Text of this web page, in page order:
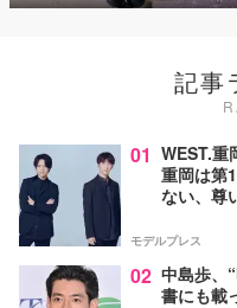
記事
01 WEST.重
重岡は第
ない、尊
モデルプレス
02 中島歩、
書にも載